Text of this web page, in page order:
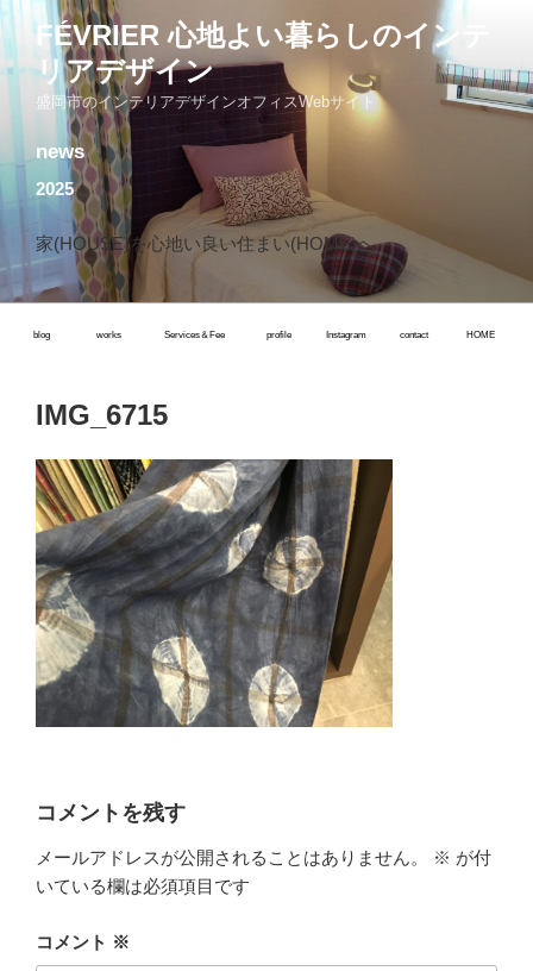
コ
ン
テ
プ
FÉVRIER 心地よい暮らしのインテ
リアデザイン
盛岡市のインテリアデザインオフィスWebサイト
news
2025
家(HOUSE)を心地い良い住まい(HOME)へ
blog works Services＆Fee profile Instagram contact HOME
IMG_6715
コメントを残す
メールアドレスが公開されることはありません。 ※ が付
いている欄は必須項目です
コメント ※